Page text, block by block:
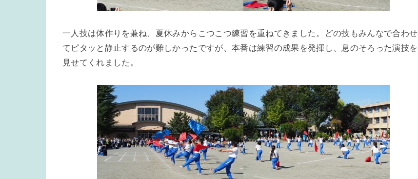
一人技は体作りを兼ね、夏休みからこつこつ練習を重ねてきました。どの技もみんなで合わせ
てピタッと静止するのが難しかったですが、本番は練習の成果を発揮し、息のそろった演技を
見せてくれました。